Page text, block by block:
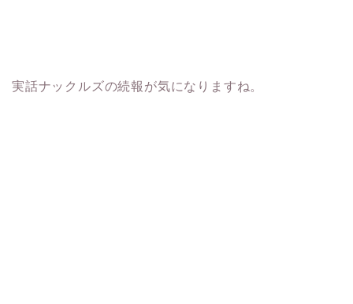
実話ナックルズの続報が気になりますね。